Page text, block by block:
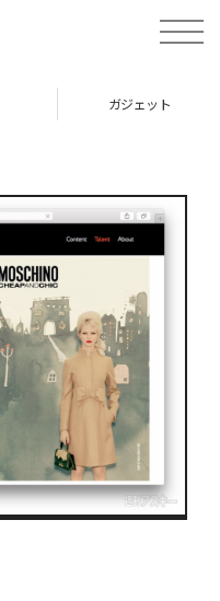
toggle
ガジェット